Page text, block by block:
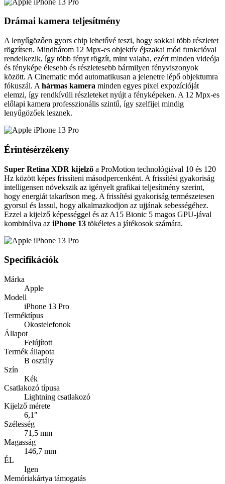
Drámai kamera teljesítmény
A lenyűgözően gyors chip lehetővé teszi, hogy sokkal több részletet
rögzítsen. Mindhárom 12 Mpx-es objektív éjszakai mód funkcióval
rendelkezik, így több fényt rögzít, mint valaha, ezért minden videója
és fényképe élesebb és részletesebb bármilyen fényviszonyok
között. A Cinematic mód automatikusan a jelenetre lépő objektumra
fókuszál. A hármas kamera minden egyes pixel expozícióját
elemzi, így rendkívüli részleteket nyújt a fényképeken. A 12 Mpx-es
előlapi kamera professzionális szintű, így szelfijei mindig
lenyűgözőek lesznek.
Érintésérzékeny
Super Retina XDR kijelző a ProMotion technológiával 10 és 120
Hz között képes frissíteni másodpercenként. A frissítési gyakoriság
intelligensen növekszik az igényelt grafikai teljesítmény szerint,
hogy energiát takarítson meg. A frissítési gyakoriság természetesen
gyorsul és lassul, hogy alkalmazkodjon az ujjának sebességéhez.
Ezzel a kijelző képességgel és az A15 Bionic 5 magos GPU-jával
kombinálva az iPhone 13 tökéletes a játékosok számára.
Specifikációk
Márka
Apple
Modell
iPhone 13 Pro
Terméktípus
Okostelefonok
Állapot
Felújított
Termék állapota
B osztály
Szín
Kék
Csatlakozó típusa
Lightning csatlakozó
Kijelző mérete
6,1"
Szélesség
71,5 mm
Magasság
146,7 mm
ÉL
Igen
Memóriakártya támogatás